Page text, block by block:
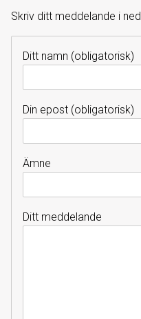
Skriv ditt meddelande i
Ditt namn (obligatorisk)
Din epost (obligatorisk)
Ämne
Ditt meddelande